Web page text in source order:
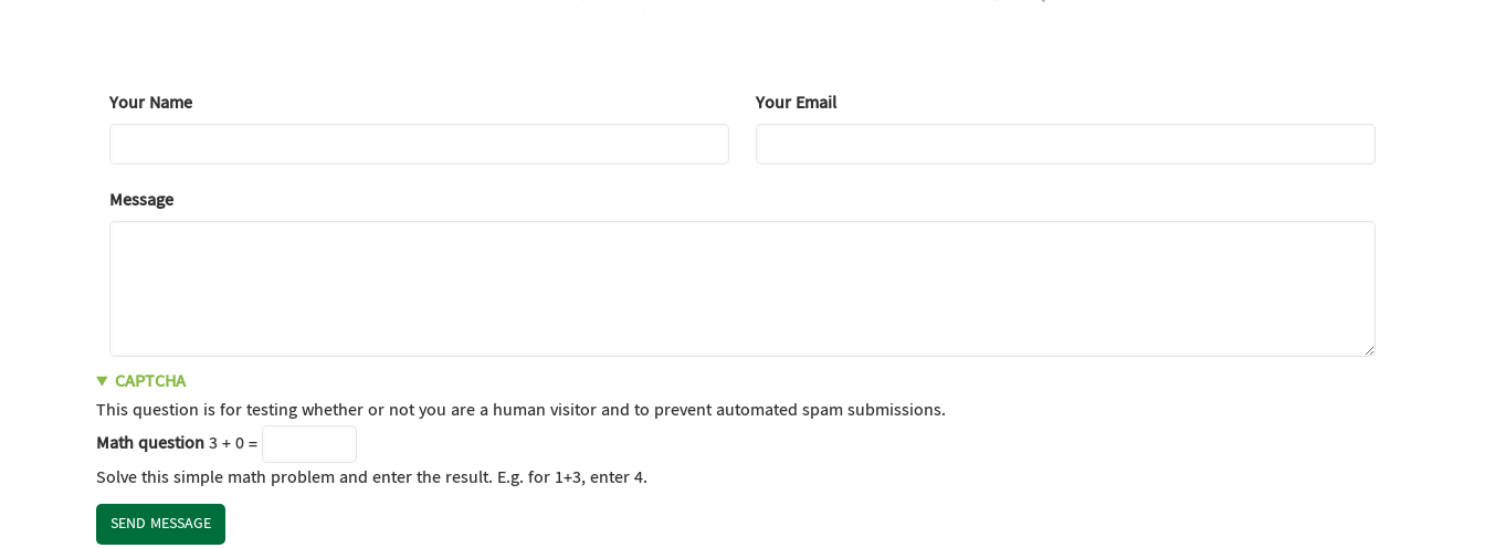
Your Name Your Email
Message
CAPTCHA
This question is for testing whether or not you are a human visitor and to prevent automated spam submissions.
Math question3 + 0 =
Solve this simple math problem and enter the result. E.g. for 1+3, enter 4.